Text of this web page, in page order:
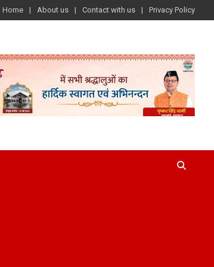
Home About us Contact with us Privacy Policy